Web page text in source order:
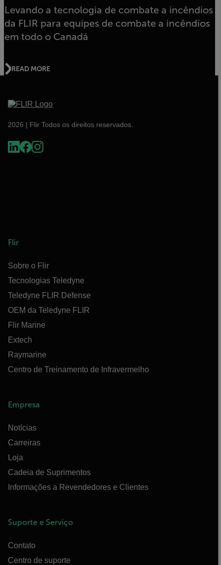
Levando a tecnologia de combate a incêndios
da FLIR para equipes de combate a incêndios
em todo o Canadá
READ MORE
2026 | Flir Todos os direitos reservados.
Flir
Sobre o Flir
Tecnologias Teledyne
Teledyne FLIR Defense
OEM da Teledyne FLIR
Flir Marine
Extech
Raymarine
Centro de Treinamento de Infravermelho
Empresa
Notícias
Carreiras
Loja
Cadeia de Suprimentos
Informações a Revendedores e Clientes
Suporte e Serviço
Contato
Centro de suporte